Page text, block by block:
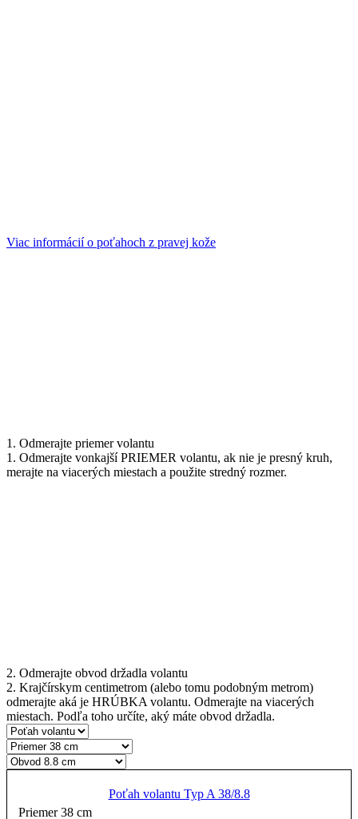
Viac informácií o poťahoch z pravej kože
1. Odmerajte priemer volantu
1. Odmerajte vonkajší PRIEMER volantu, ak nie je presný kruh,
merajte na viacerých miestach a použite stredný rozmer.
2. Odmerajte obvod držadla volantu
2. Krajčírskym centimetrom (alebo tomu podobným metrom)
odmerajte aká je HRÚBKA volantu. Odmerajte na viacerých
miestach. Podľa toho určíte, aký máte obvod držadla.
Poťah volantu Typ A 38/8.8
Priemer 38 cm